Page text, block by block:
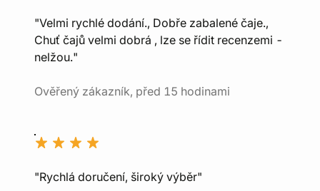
"Velmi rychlé dodání., Dobře zabalené čaje.,
Chuť čajů velmi dobrá , lze se řídit recenzemi -
nelžou."
Ověřený zákazník, před 15 hodinami
"Rychlá doručení, široký výběr"